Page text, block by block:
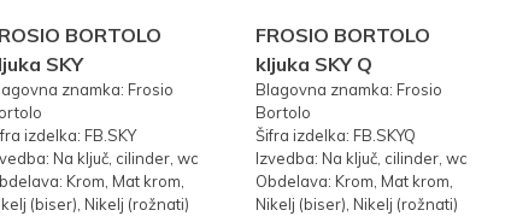
BORTOLO
SKY
znamka: Frosio
izdelka: FB.SKY
Na ključ, cilinder, wc
Krom, Mat krom,
(biser), Nikelj (rožnati)
FROSIO BORTOLO
kljuka SKY Q
Blagovna znamka: Frosio
Bortolo
Šifra izdelka: FB.SKYQ
Izvedba: Na ključ, cilinder, wc
Obdelava: Krom, Mat krom,
Nikelj (biser), Nikelj (rožnati)